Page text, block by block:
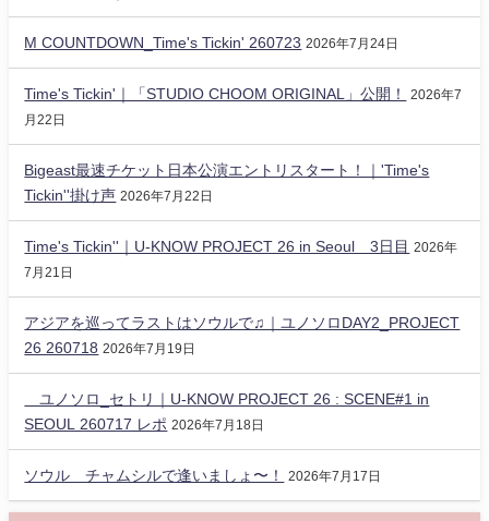
M COUNTDOWN_Time's Tickin' 260723 2026年7月24日
Time's Tickin'｜「STUDIO CHOOM ORIGINAL」公開！
2026年7
月22日
Bigeast最速チケット日本公演エントリスタート！｜'Time's
Tickin''掛け声 2026年7月22日
Time's Tickin''｜U-KNOW PROJECT 26 in Seoul 3日目
2026年
7月21日
アジアを巡ってラストはソウルで♫｜ユノソロDAY2_PROJECT
26 260718 2026年7月19日
ユノソロ_セトリ｜U-KNOW PROJECT 26 : SCENE#1 in
SEOUL 260717 レポ 2026年7月18日
ソウル チャムシルで逢いましょ〜！ 2026年7月17日